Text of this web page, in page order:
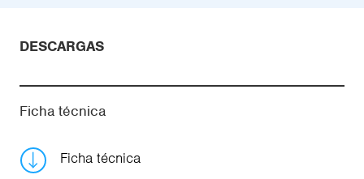
DESCARGAS
Ficha técnica
Ficha técnica